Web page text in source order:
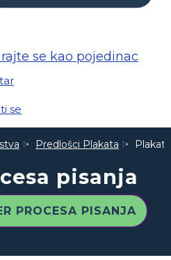
se kao pojedinac
se
Predlošci Plakata Plakati
pisanja
PROCESA PISANJA